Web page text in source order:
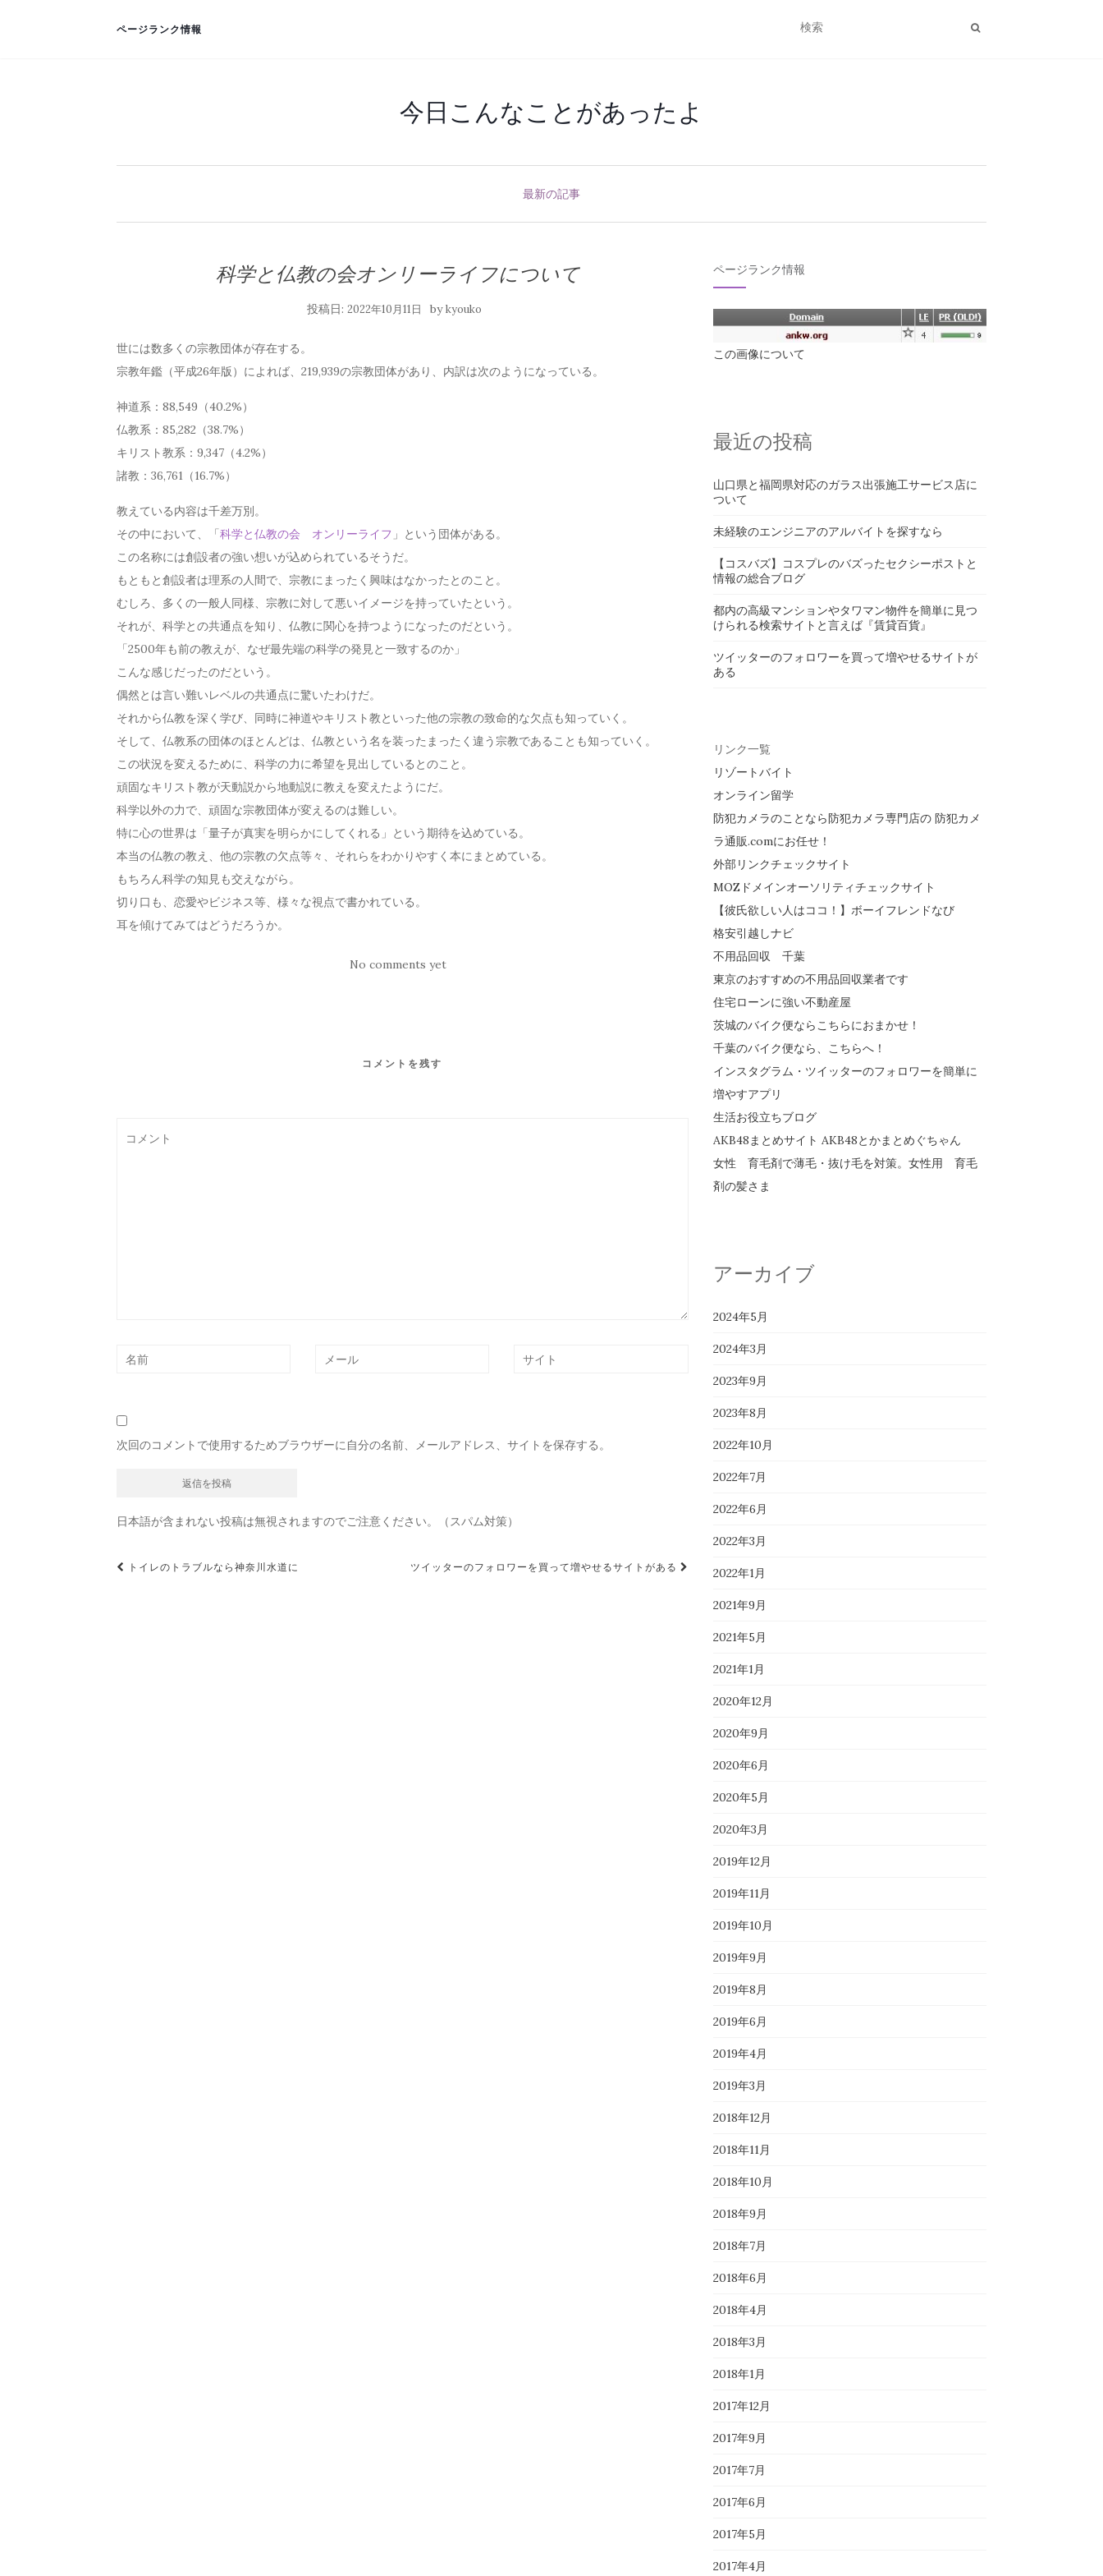
ページランク情報
今日こんなことがあったよ
最新の記事
科学と仏教の会オンリーライフについて
投稿日: 2022年10月11日 bykyouko
世には数多くの宗教団体が存在する。
宗教年鑑（平成26年版）によれば、219,939の宗教団体があり、内訳は次のようになっている。
神道系：88,549（40.2%）
仏教系：85,282（38.7%）
キリスト教系：9,347（4.2%）
諸教：36,761（16.7%）
教えている内容は千差万別。
その中において、「科学と仏教の会 オンリーライフ 」という団体がある。
この名称には創設者の強い想いが込められているそうだ。
もともと創設者は理系の人間で、宗教にまったく興味はなかったとのこと。
むしろ、多くの一般人同様、宗教に対して悪いイメージを持っていたという。
それが、科学との共通点を知り、仏教に関心を持つようになったのだという。
「2500年も前の教えが、なぜ最先端の科学の発見と一致するのか」
こんな感じだったのだという。
偶然とは言い難いレベルの共通点に驚いたわけだ。
それから仏教を深く学び、同時に神道やキリスト教といった他の宗教の致命的な欠点も知っていく。
そして、仏教系の団体のほとんどは、仏教という名を装ったまったく違う宗教であることも知っていく。
この状況を変えるために、科学の力に希望を見出しているとのこと。
頑固なキリスト教が天動説から地動説に教えを変えたようにだ。
科学以外の力で、頑固な宗教団体が変えるのは難しい。
特に心の世界は「量子が真実を明らかにしてくれる」という期待を込めている。
本当の仏教の教え、他の宗教の欠点等々、それらをわかりやすく本にまとめている。
もちろん科学の知見も交えながら。
切り口も、恋愛やビジネス等、様々な視点で書かれている。
耳を傾けてみてはどうだろうか。
No comments yet
コメントを残す
次回のコメントで使用するためブラウザーに自分の名前、メールアドレス、サイトを保存する。
日本語が含まれない投稿は無視されますのでご注意ください。（スパム対策）
投トイレのトラブルなら神奈川水道に ツイッターのフォロワーを買って増やせるサイトがある
ページランク情報
この画像について
最近の投稿
山口県と福岡県対応のガラス出張施工サービス店に
ついて
未経験のエンジニアのアルバイトを探すなら
【コスバズ】コスプレのバズったセクシーポストと
情報の総合ブログ
都内の高級マンションやタワマン物件を簡単に見つ
けられる検索サイトと言えば『賃貸百貨』
ツイッターのフォロワーを買って増やせるサイトが
ある
リンク一覧
リゾートバイト
オンライン留学
防犯カメラのことなら防犯カメラ専門店の 防犯カメ
ラ通販.comにお任せ！
外部リンクチェックサイト
MOZドメインオーソリティチェックサイト
【彼氏欲しい人はココ！】ボーイフレンドなび
格安引越しナビ
不用品回収 千葉
東京のおすすめの不用品回収業者です
住宅ローンに強い不動産屋
茨城のバイク便ならこちらにおまかせ！
千葉のバイク便なら、こちらへ！
インスタグラム・ツイッターのフォロワーを簡単に
増やすアプリ
生活お役立ちブログ
AKB48まとめサイト AKB48とかまとめぐちゃん
女性 育毛剤で薄毛・抜け毛を対策。女性用 育毛
剤の髪さま
アーカイブ
2024年5月
2024年3月
2023年9月
2023年8月
2022年10月
2022年7月
2022年6月
2022年3月
2022年1月
2021年9月
2021年5月
2021年1月
2020年12月
2020年9月
2020年6月
2020年5月
2020年3月
2019年12月
2019年11月
2019年10月
2019年9月
2019年8月
2019年6月
2019年4月
2019年3月
2018年12月
2018年11月
2018年10月
2018年9月
2018年7月
2018年6月
2018年4月
2018年3月
2018年1月
2017年12月
2017年9月
2017年7月
2017年6月
2017年5月
2017年4月